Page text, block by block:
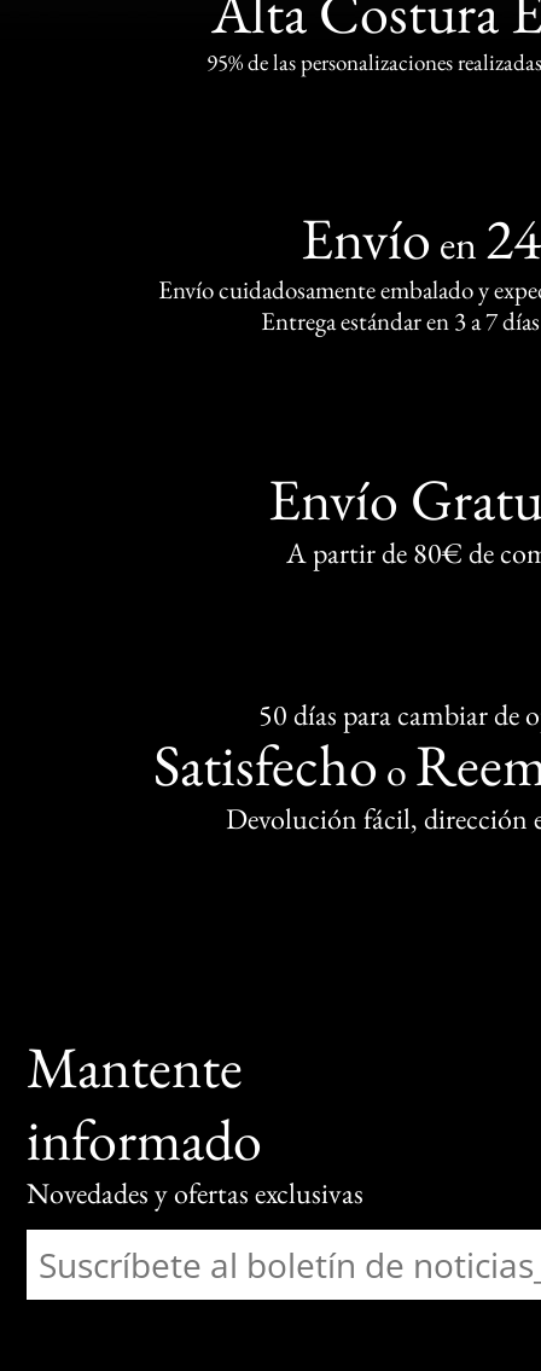
95% de las personalizaciones
Envío en
Envío cuidadosamente embalado y
Entrega estándar en 3 a 7
Envío
A partir de 80€ de
50 días para cambiar de
Satisfecho o
Devolución fácil, dirección
Mantente
informado
Novedades y ofertas exclusivas